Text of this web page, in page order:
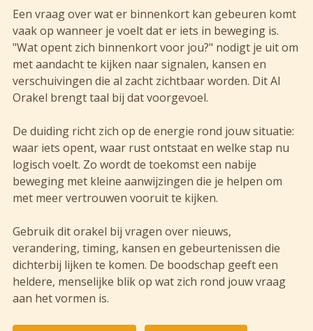
Een vraag over wat er binnenkort kan gebeuren komt
vaak op wanneer je voelt dat er iets in beweging is.
"Wat opent zich binnenkort voor jou?" nodigt je uit om
met aandacht te kijken naar signalen, kansen en
verschuivingen die al zacht zichtbaar worden. Dit AI
Orakel brengt taal bij dat voorgevoel.
De duiding richt zich op de energie rond jouw situatie:
waar iets opent, waar rust ontstaat en welke stap nu
logisch voelt. Zo wordt de toekomst een nabije
beweging met kleine aanwijzingen die je helpen om
met meer vertrouwen vooruit te kijken.
Gebruik dit orakel bij vragen over nieuws,
verandering, timing, kansen en gebeurtenissen die
dichterbij lijken te komen. De boodschap geeft een
heldere, menselijke blik op wat zich rond jouw vraag
aan het vormen is.